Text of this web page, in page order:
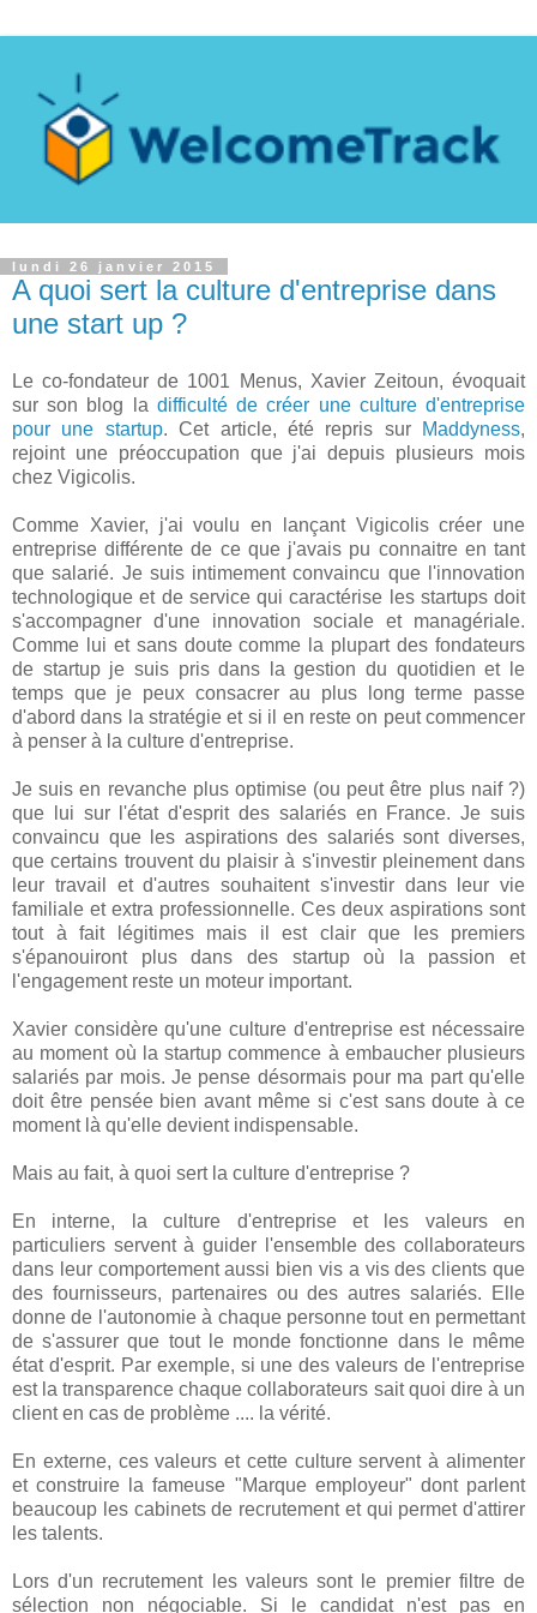
lundi 26 janvier 2015
A quoi sert la culture d'entreprise dans
une start up ?
Le co-fondateur de 1001 Menus, Xavier Zeitoun, évoquait
sur son blog la difficulté de créer une culture d'entreprise
pour une startup. Cet article, été repris sur Maddyness,
rejoint une préoccupation que j'ai depuis plusieurs mois
chez Vigicolis.
Comme Xavier, j'ai voulu en lançant Vigicolis créer une
entreprise différente de ce que j'avais pu connaitre en tant
que salarié. Je suis intimement convaincu que l'innovation
technologique et de service qui caractérise les startups doit
s'accompagner d'une innovation sociale et managériale.
Comme lui et sans doute comme la plupart des fondateurs
de startup je suis pris dans la gestion du quotidien et le
temps que je peux consacrer au plus long terme passe
d'abord dans la stratégie et si il en reste on peut commencer
à penser à la culture d'entreprise.
Je suis en revanche plus optimise (ou peut être plus naif ?)
que lui sur l'état d'esprit des salariés en France. Je suis
convaincu que les aspirations des salariés sont diverses,
que certains trouvent du plaisir à s'investir pleinement dans
leur travail et d'autres souhaitent s'investir dans leur vie
familiale et extra professionnelle. Ces deux aspirations sont
tout à fait légitimes mais il est clair que les premiers
s'épanouiront plus dans des startup où la passion et
l'engagement reste un moteur important.
Xavier considère qu'une culture d'entreprise est nécessaire
au moment où la startup commence à embaucher plusieurs
salariés par mois. Je pense désormais pour ma part qu'elle
doit être pensée bien avant même si c'est sans doute à ce
moment là qu'elle devient indispensable.
Mais au fait, à quoi sert la culture d'entreprise ?
En interne, la culture d'entreprise et les valeurs en
particuliers servent à guider l'ensemble des collaborateurs
dans leur comportement aussi bien vis a vis des clients que
des fournisseurs, partenaires ou des autres salariés. Elle
donne de l'autonomie à chaque personne tout en permettant
de s'assurer que tout le monde fonctionne dans le même
état d'esprit. Par exemple, si une des valeurs de l'entreprise
est la transparence chaque collaborateurs sait quoi dire à un
client en cas de problème .... la vérité.
En externe, ces valeurs et cette culture servent à alimenter
et construire la fameuse "Marque employeur" dont parlent
beaucoup les cabinets de recrutement et qui permet d'attirer
les talents.
Lors d'un recrutement les valeurs sont le premier filtre de
sélection non négociable. Si le candidat n'est pas en